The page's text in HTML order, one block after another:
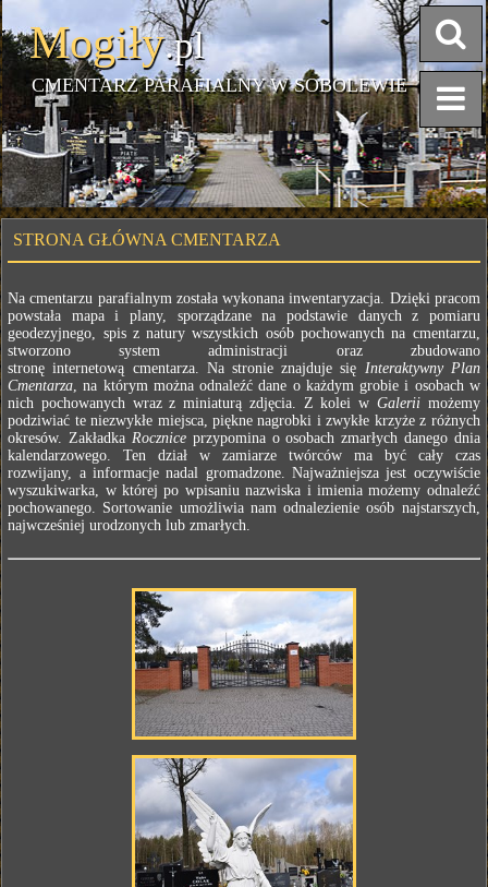
Mogiły.pl
CMENTARZ PARAFIALNY W SOBOLEWIE
STRONA GŁÓWNA CMENTARZA
Na cmentarzu parafialnym została wykonana inwentaryzacja. Dzięki pracom
powstała mapa i plany, sporządzane na podstawie danych z pomiaru
geodezyjnego, spis z natury wszystkich osób pochowanych na cmentarzu,
stworzono system administracji oraz zbudowano
stronę internetową cmentarza. Na stronie znajduje się Interaktywny Plan
Cmentarza, na którym można odnaleźć dane o każdym grobie i osobach w
nich pochowanych wraz z miniaturą zdjęcia. Z kolei w Galerii możemy
podziwiać te niezwykłe miejsca, piękne nagrobki i zwykłe krzyże z różnych
okresów. Zakładka Roczniceprzypomina o osobach zmarłych danego dnia
kalendarzowego. Ten dział w zamiarze twórców ma być cały czas
rozwijany, a informacje nadal gromadzone. Najważniejsza jest oczywiście
wyszukiwarka, w której po wpisaniu nazwiska i imienia możemy odnaleźć
pochowanego. Sortowanie umożliwia nam odnalezienie osób najstarszych,
najwcześniej urodzonych lub zmarłych.